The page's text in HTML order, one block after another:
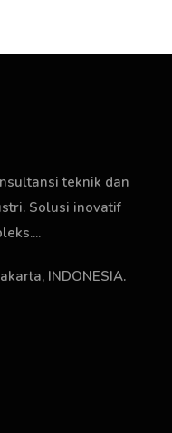
teknik dan
Solusi inovatif
INDONESIA.